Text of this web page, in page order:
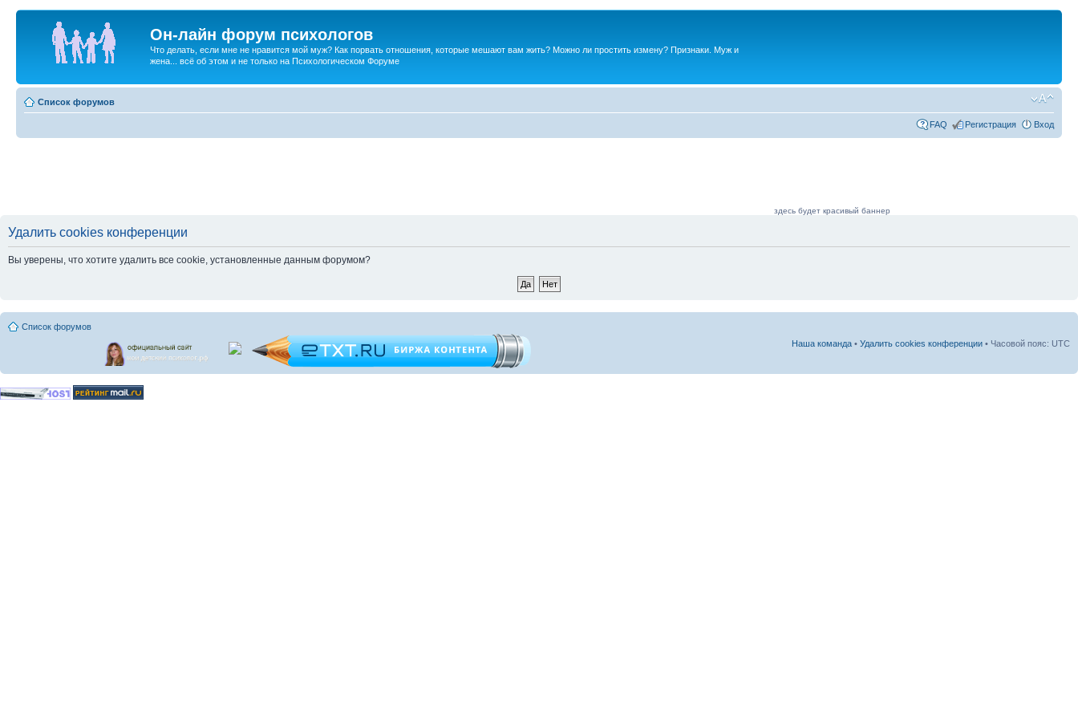
Он-лайн форум психологов
Что делать, если мне не нравится мой муж? Как порвать отношения, которые мешают вам жить? Можно ли простить измену? Признаки. Муж и
жена... всё об этом и не только на Психологическом Форуме
Список форумов
FAQ Регистрация Вход
здесь будет красивый баннер
Удалить cookies конференции
Вы уверены, что хотите удалить все cookie, установленные данным форумом?
Список форумов
Наша команда • Удалить cookies конференции • Часовой пояс: UTC